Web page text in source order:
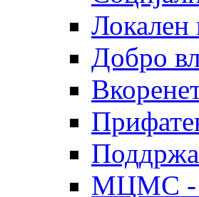
Локален
Добро
МЦМС -